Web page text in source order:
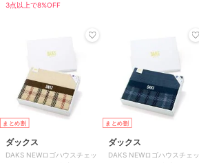
3点以上で8%OFF
まとめ割
ダックス
DAKS NEWロゴハウスチェッ
まとめ割
ダックス
DAKS NEWロゴハウスチェッ